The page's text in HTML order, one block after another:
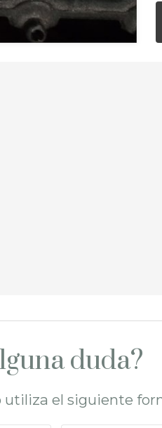
duda?
utiliza el siguiente